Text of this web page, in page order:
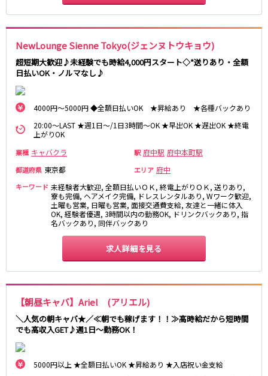
NewLounge Sienne Tokyo(ジェンヌトウキョウ)
超短期大歓迎♪未経験でも時給4,000円スタート◇*送りあり・全額
日払いOK・ノルマなし♪
4000円～5000円 ◆全額日払いOK ★昇給あり ★各種バックあり
20:00～LAST ★週1日～/1日3時間～OK ★早出OK ★遅出OK ★終電
上がりOK
業種 キャバクラ 駅 府中駅 府中本町駅
都道府県 東京都 エリア 府中
キーワード 未経験者大歓迎, 全額日払いＯＫ, 終電上がりＯＫ, 送りあり,
寮も完備, ヘアメイク完備, ドレスレンタルあり, Wワーク歓迎,
土曜も営業, 日曜も営業, 面接交通費支給, 友達と一緒に体入
OK, 経験者優遇, 3時間以内の勤務OK, ドリンクバックあり, 指
名バックあり, 同伴バックあり
求人詳細を見る
【朝昼キャバ】Ariel (アリエル)
＼人気の朝キャバ★／≪朝でも稼げます！！≫高時給だから短時間
でも高収入GET♪週1日～勤務OK！
5000円以上 ★全額日払いOK ★昇給あり ★入店祝い金支給
新井薬師前駅
JR根岸線
関内駅
池袋駅
所沢駅
ひばりヶ丘駅
東久留米駅
秋津駅
清瀬駅
桜台駅
飯能駅
大泉学園駅
保谷駅
石神井公園駅
西所沢駅
吾野駅
JR横浜線
相模原駅
新横浜駅
淵野辺駅
矢部駅
成瀬駅
東急田園都市線